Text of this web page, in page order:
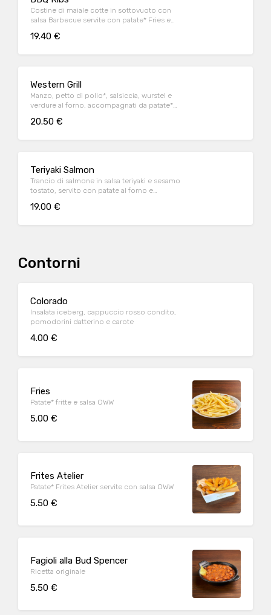
Costine di maiale cotte in sottovuoto con
salsa Barbecue servite con patate* Fries e
19.40 €
Western Grill
Manzo, petto di pollo*, salsiccia, wurstel e
verdure al forno, accompagnati da patate*
20.50 €
Teriyaki Salmon
Trancio di salmone in salsa teriyaki e sesamo
tostato, servito con patate al forno e
19.00 €
Contorni
Colorado
Insalata iceberg, cappuccio rosso condito,
pomodorini datterino e carote
4.00 €
Fries
Patate* fritte e salsa OWW
5.00 €
Frites Atelier
Patate* Frites Atelier servite con salsa OWW
5.50 €
Fagioli alla Bud Spencer
Ricetta originale
5.50 €